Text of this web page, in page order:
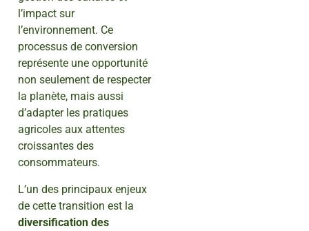
l’impact sur
l’environnement. Ce
processus de conversion
représente une opportunité
non seulement de respecter
la planète, mais aussi
d’adapter les pratiques
agricoles aux attentes
croissantes des
consommateurs.
L’un des principaux enjeux
de cette transition est la
diversification des